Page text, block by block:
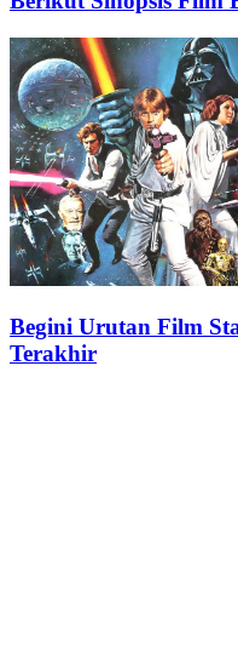
Begini Urutan Film
Terakhir